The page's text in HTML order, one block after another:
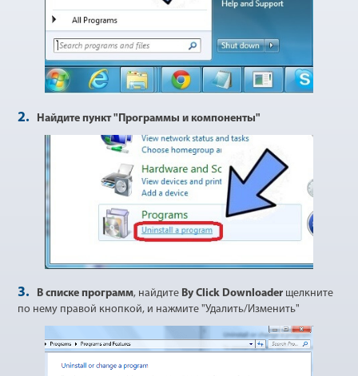
2. Найдите пункт "Программы и компоненты"
3. В списке программ, найдите By Click Downloader щелкните
по нему правой кнопкой, и нажмите "Удалить/Изменить"